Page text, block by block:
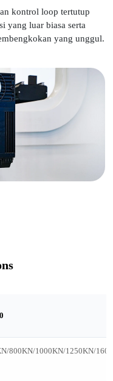
kontrol loop tertutup
yang luar biasa serta
yang unggul.
800KN/1000KN/1250KN/